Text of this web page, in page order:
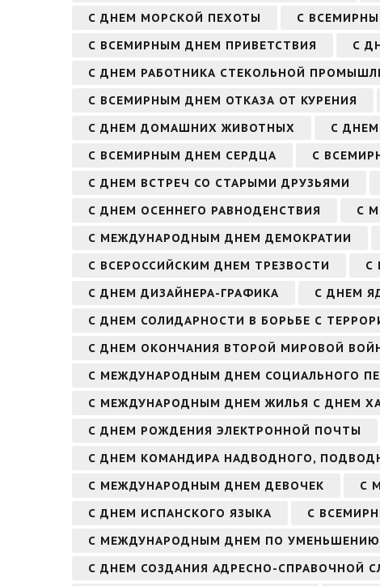
С ДНЕМ МОРСКОЙ ПЕХОТЫ
С
С ВСЕМИРНЫМ ДНЕМ ПРИВЕТСТВИЯ
С
С ДНЕМ РАБОТНИКА СТЕКОЛЬНОЙ
С ВСЕМИРНЫМ ДНЕМ ОТКАЗА ОТ КУРЕНИЯ
С ДНЕМ ДОМАШНИХ ЖИВОТНЫХ
С
С ВСЕМИРНЫМ ДНЕМ СЕРДЦА
С
С ДНЕМ ВСТРЕЧ СО СТАРЫМИ ДРУЗЬЯМИ
С ДНЕМ ОСЕННЕГО РАВНОДЕНСТВИЯ
С
С МЕЖДУНАРОДНЫМ ДНЕМ ДЕМОКРАТИИ
С ВСЕРОССИЙСКИМ ДНЕМ ТРЕЗВОСТИ
С
С ДНЕМ ДИЗАЙНЕРА-ГРАФИКА
С ДНЕМ
С ДНЕМ СОЛИДАРНОСТИ В БОРЬБЕ С
С ДНЕМ ОКОНЧАНИЯ ВТОРОЙ МИРОВОЙ
С МЕЖДУНАРОДНЫМ ДНЕМ СОЦИАЛЬНОГО
С МЕЖДУНАРОДНЫМ ДНЕМ ЖИЛЬЯ С ДНЕМ
С ДНЕМ РОЖДЕНИЯ ЭЛЕКТРОННОЙ ПОЧТЫ
С ДНЕМ КОМАНДИРА НАДВОДНОГО,
С МЕЖДУНАРОДНЫМ ДНЕМ ДЕВОЧЕК
С
С ДНЕМ ИСПАНСКОГО ЯЗЫКА
С
С МЕЖДУНАРОДНЫМ ДНЕМ ПО УМЕНЬШЕНИЮ
С ДНЕМ СОЗДАНИЯ АДРЕСНО-СПРАВОЧНОЙ